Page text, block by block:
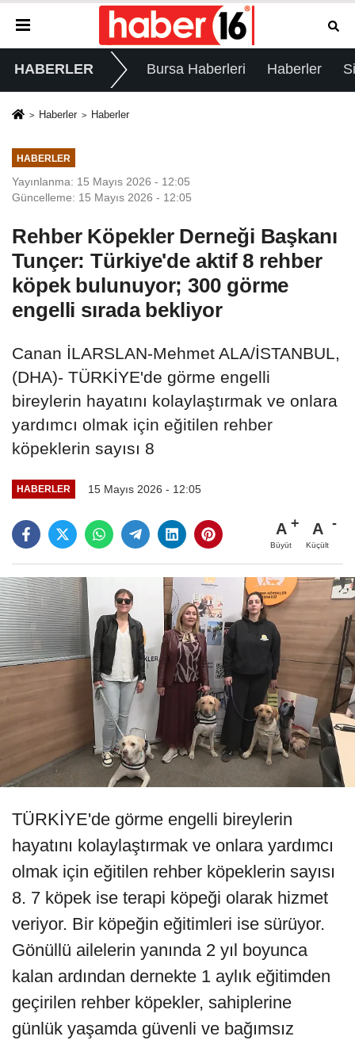
HABERLER Bursa Haberleri Haberler
Haberler Haberler
HABERLER
Yayınlanma: 15 Mayıs 2026 - 12:05
Güncelleme: 15 Mayıs 2026 - 12:05
Rehber Köpekler Derneği Başkanı
Tunçer: Türkiye'de aktif 8 rehber
köpek bulunuyor; 300 görme
engelli sırada bekliyor
Canan İLARSLAN-Mehmet ALA/İSTANBUL,
(DHA)- TÜRKİYE'de görme engelli
bireylerin hayatını kolaylaştırmak ve onlara
yardımcı olmak için eğitilen rehber
köpeklerin sayısı 8
HABERLER 15 Mayıs 2026 - 12:05
A
Büyüt
A
Küçült
TÜRKİYE'de görme engelli bireylerin
hayatını kolaylaştırmak ve onlara yardımcı
olmak için eğitilen rehber köpeklerin sayısı
8. 7 köpek ise terapi köpeği olarak hizmet
veriyor. Bir köpeğin eğitimleri ise sürüyor.
Gönüllü ailelerin yanında 2 yıl boyunca
kalan ardından dernekte 1 aylık eğitimden
geçirilen rehber köpekler, sahiplerine
günlük yaşamda güvenli ve bağımsız